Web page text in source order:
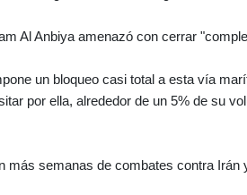
Al Anbiya amenazó con cerrar
un bloqueo casi total a esta vía
por ella, alrededor de un 5% de su
más semanas de combates contra Irán